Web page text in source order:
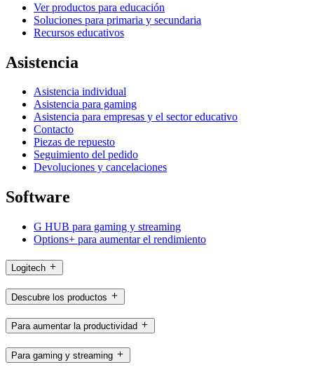
Ver productos para educación
Soluciones para primaria y secundaria
Recursos educativos
Asistencia
Asistencia individual
Asistencia para gaming
Asistencia para empresas y el sector educativo
Contacto
Piezas de repuesto
Seguimiento del pedido
Devoluciones y cancelaciones
Software
G HUB para gaming y streaming
Options+ para aumentar el rendimiento
Logitech
Descubre los productos
Para aumentar la productividad
Para gaming y streaming